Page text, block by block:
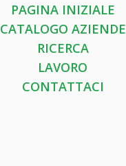
PAGINA INIZIALE
CATALOGO AZIENDE
RICERCA
LAVORO
CONTATTACI